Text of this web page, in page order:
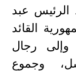
الرئيس عبد
القائد
وإلى رجال
وجموع